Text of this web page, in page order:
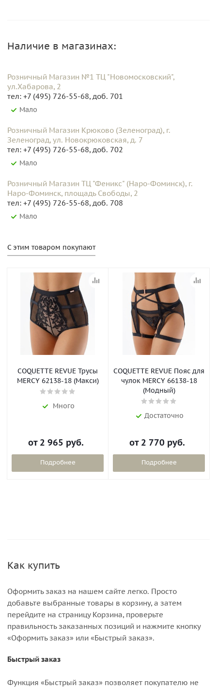
Наличие в магазинах:
Розничный Магазин №1 ТЦ "Новомосковский",
ул.Хабарова, 2
тел: +7 (495) 726-55-68, доб. 701
Мало
Розничный Магазин Крюково (Зеленоград), г.
Зеленоград, ул. Новокрюковская, д. 7
тел: +7 (495) 726-55-68, доб. 702
Мало
Розничный Магазин ТЦ "Феникс" (Наро-Фоминск), г.
Наро-Фоминск, площадь Свободы, 2
тел: +7 (495) 726-55-68, доб. 708
Мало
С этим товаром покупают
COQUETTE REVUE Трусы
MERCY 62138-18 (Макси)
Много
от 2 965 руб.
Подробнее
COQUETTE REVUE Пояс для
чулок MERCY 66138-18
(Модный)
Достаточно
от 2 770 руб.
Подробнее
Как купить
Оформить заказ на нашем сайте легко. Просто
добавьте выбранные товары в корзину, а затем
перейдите на страницу Корзина, проверьте
правильность заказанных позиций и нажмите кнопку
«Оформить заказ» или «Быстрый заказ».
Быстрый заказ
Функция «Быстрый заказ» позволяет покупателю не